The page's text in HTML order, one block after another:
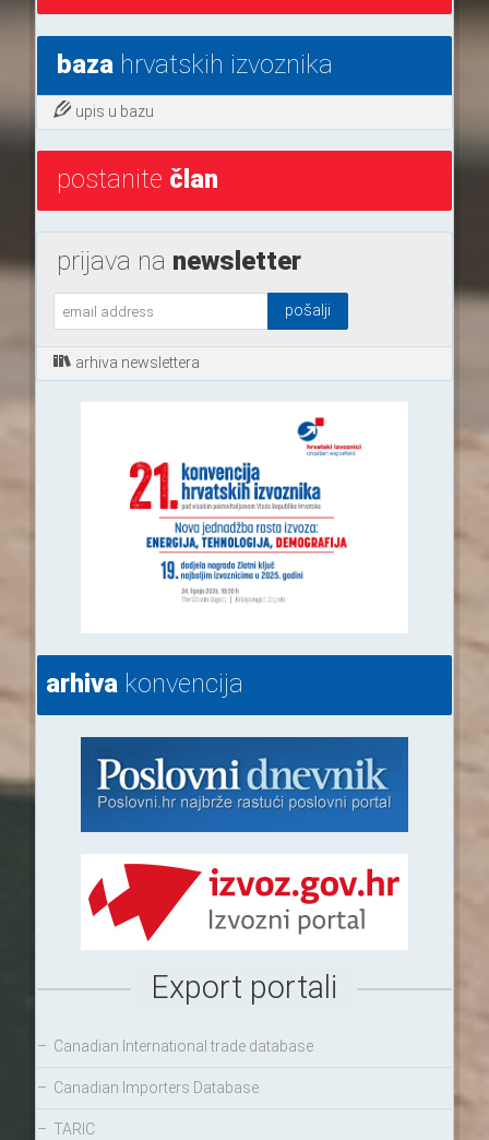
bazahrvatskih izvoznika
upis u bazu
postanite član
prijava na newsletter
arhiva newslettera
arhivakonvencija
Export portali
– Canadian International trade database
– Canadian Importers Database
– TARIC